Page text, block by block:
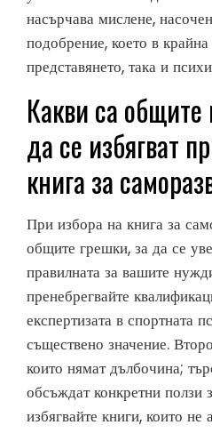
насърчава мислене,
подобрение, което в
представянето, така и
Какви са общите
да се избягват
книга за
При избора на книга за
общите грешки, за да се
правилната за вашите
пренебрегвайте
експертизата в спортната
съществено значение.
които нямат дълбочина;
обсъждат конкретни ползи
избягвайте книги, които не